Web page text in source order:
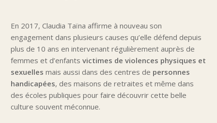
En 2017, Claudia Taïna affirme à nouveau son
engagement dans plusieurs causes qu’elle défend depuis
plus de 10 ans en intervenant régulièrement auprès de
femmes et d’enfantsvictimes de violences physiques et
sexuelles mais aussi dans des centres de personnes
handicapées, des maisons de retraites et même dans
des écoles publiques pour faire découvrir cette belle
culture souvent méconnue.